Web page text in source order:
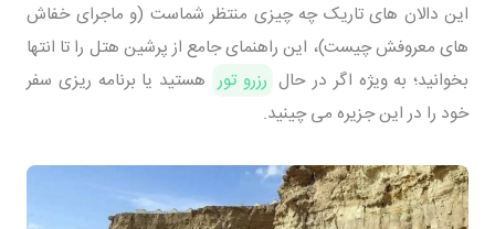
این دالان های تاریک چه چیزی منتظر شماست (و ماجرای خفاش
های معروفش چیست)، این راهنمای جامع از پرشین هتل را تا انتها
بخوانید؛ به ویژه اگر در حال رزرو تور هستید یا برنامه ریزی سفر
خود را در این جزیره می چینید.